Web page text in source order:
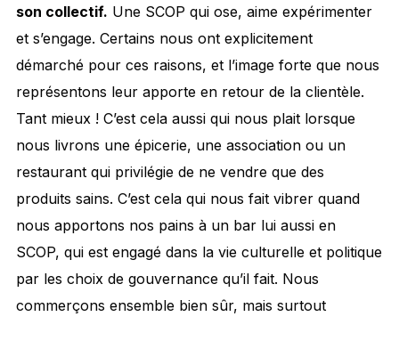
son collectif. Une SCOP qui ose, aime expérimenter
et s’engage. Certains nous ont explicitement
démarché pour ces raisons, et l’image forte que nous
représentons leur apporte en retour de la clientèle.
Tant mieux ! C’est cela aussi qui nous plait lorsque
nous livrons une épicerie, une association ou un
restaurant qui privilégie de ne vendre que des
produits sains. C’est cela qui nous fait vibrer quand
nous apportons nos pains à un bar lui aussi en
SCOP, qui est engagé dans la vie culturelle et politique
par les choix de gouvernance qu’il fait. Nous
commerçons ensemble bien sûr, mais surtout